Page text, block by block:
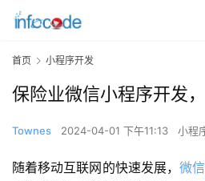
首页 小程序开发
保险业微信小程序开发
Townes 2024-04-01 下午11:13 小程
随着移动互联网的快速发展，微